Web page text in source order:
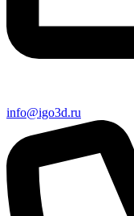
info@igo3d.ru